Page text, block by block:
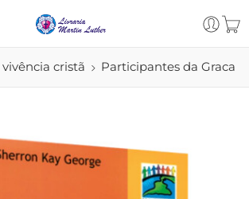
vivência cristã Participantes da Graca